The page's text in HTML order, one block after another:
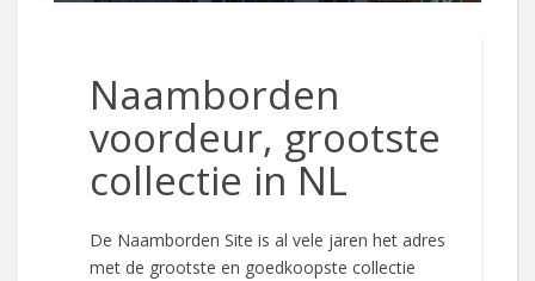
Naamborden
voordeur, grootste
collectie in NL
De Naamborden Site is al vele jaren het adres
met de grootste en goedkoopste collectie